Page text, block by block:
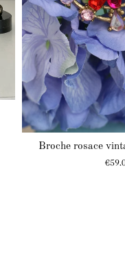
Broche rosace
Prix